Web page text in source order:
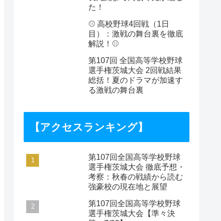
た！
⚾️ 高校野球4回戦（1日
目）：激戦の舞台裏を徹底
解説！⚾️
第107回 全国高等学校野球
選手権茨城大会 2回戦結果
総括！夏のドラマが加速す
る激戦の舞台裏
【アクセスランキング】
第107回全国高等学校野球
選手権茨城大会 徹底予想・
考察：秋春の戦績から読む
強豪校の現在地と展望
第107回全国高等学校野球
選手権茨城大会【準々決